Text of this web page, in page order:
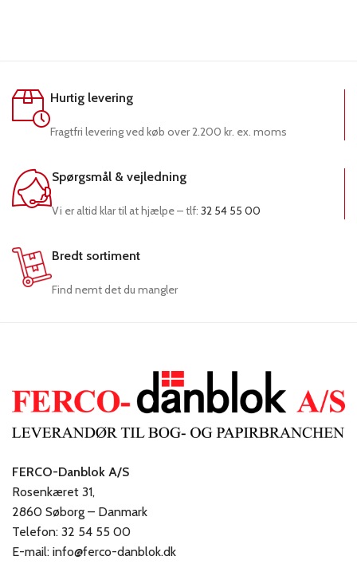
Hurtig levering
Fragtfri levering ved køb over 2.200 kr. ex. moms
Spørgsmål & vejledning
Vi er altid klar til at hjælpe – tlf: 32 54 55 00
Bredt sortiment
Find nemt det du mangler
FERCO-Danblok A/S
Rosenkæret 31,
2860 Søborg – Danmark
Telefon: 32 54 55 00
E-mail: info@ferco-danblok.dk